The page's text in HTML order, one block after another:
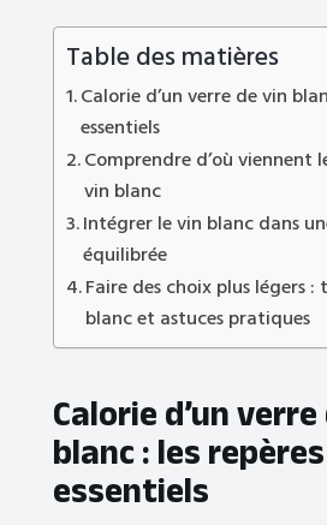
Table des matières
Calorie d’un verre de vin
essentiels
Comprendre d’où viennent
vin blanc
Intégrer le vin blanc dans
équilibrée
Faire des choix plus légers :
blanc et astuces pratiques
Calorie d’un
blanc : les repères
essentiels